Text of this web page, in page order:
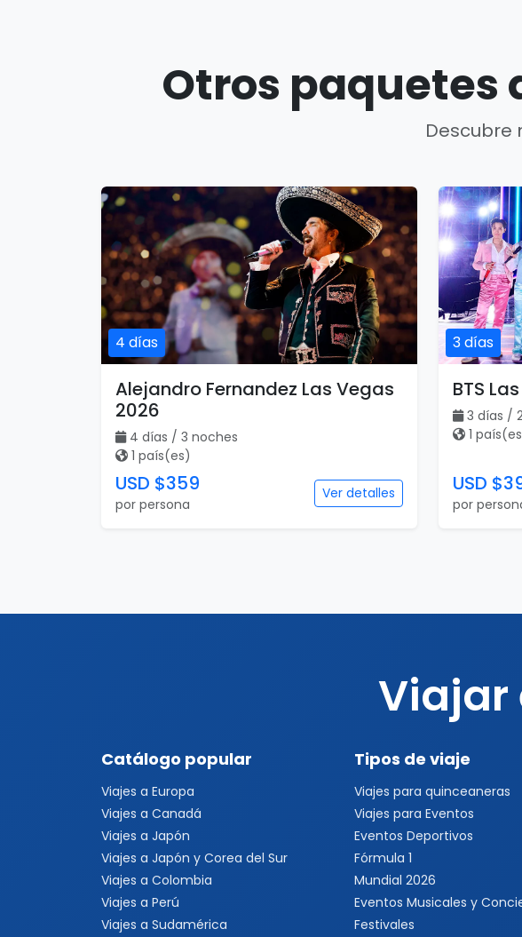
Otros paquetes
Descubre
4 días
Alejandro Fernandez Las Vegas
2026
4 días / 3 noches
1 país(es)
USD $359
por persona
Ver detalles
3 días
BTS
3 días /
1
USD
por
Viajar
Catálogo popular
Viajes a Europa
Viajes a Canadá
Viajes a Japón
Viajes a Japón y Corea del Sur
Viajes a Colombia
Viajes a Perú
Viajes a Sudamérica
Tipos de viaje
Viajes para quinceaneras
Viajes para Eventos
Eventos Deportivos
Fórmula 1
Mundial 2026
Eventos Musicales y
Festivales